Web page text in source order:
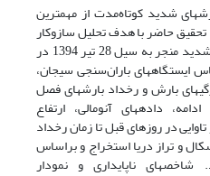
شدید کوتاه‌مدت از مهم­ترین
حاضر با هدف تحلیل سازوکار
همدیدی و ترمودینامیکی بارش شدید منجر به سیل 28 تیر 1394 در
ایستگاه­های باران‌سنجی سیجان،
بارش و رخداد بارش­های فصل
داده­های­ آنومالی، ارتفاع
در روزهای قبل تا زمان رخداد
و850 هکتوپاسکال و تراز دریا استخراج و براساس
ناپایداری و نمودار